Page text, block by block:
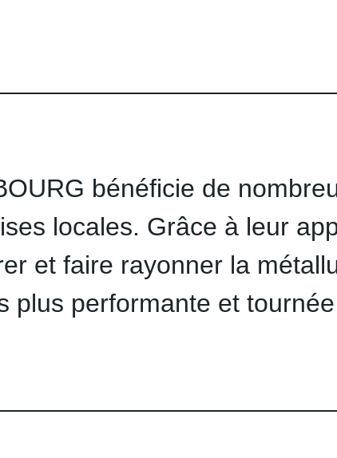
bénéficie de
locales. Grâce à leur
et faire rayonner la
plus performante et tournée